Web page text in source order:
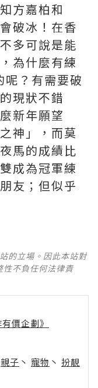
方嘉柏和
破冰！在香
多可說是能
為什麼有練
？有需要破
現狀不錯
新年願望
神」，而莫
馬的成績比
成為冠軍練
友；但似乎
的立場。因此本站對
性不負任何法律責
價企劃》
親子 丶 寵物 丶 扮靚